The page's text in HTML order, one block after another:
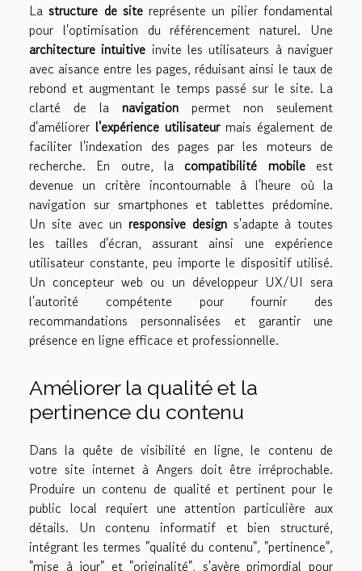
Lastructure de sitereprésente un pilier fondamental
pour l'optimisation du référencement naturel. Une
architecture intuitive invite les utilisateurs à naviguer
avec aisance entre les pages, réduisant ainsi le taux de
rebond et augmentant le temps passé sur le site. La
clarté de la navigation permet non seulement
d'améliorer l'expérience utilisateurmais également de
faciliter l'indexation des pages par les moteurs de
recherche. En outre, la compatibilité mobileest
devenue un critère incontournable à l'heure où la
navigation sur smartphones et tablettes prédomine.
Un site avec un responsive designs'adapte à toutes
les tailles d'écran, assurant ainsi une expérience
utilisateur constante, peu importe le dispositif utilisé.
Un concepteur web ou un développeur UX/UI sera
l'autorité compétente pour fournir des
recommandations personnalisées et garantir une
présence en ligne efficace et professionnelle.
Améliorer la qualité et la
pertinence du contenu
Dans la quête de visibilité en ligne, le contenu de
votre site internet à Angers doit être irréprochable.
Produire un contenu de qualité et pertinent pour le
public local requiert une attention particulière aux
détails. Un contenu informatif et bien structuré,
intégrant les termes "qualité du contenu", "pertinence",
"mise à jour" et "originalité", s'avère primordial pour